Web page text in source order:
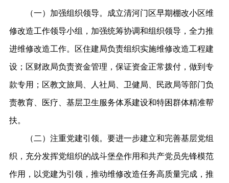
（一）加强组织领导。成立清河门区早期棚改小区维
修改造工作领导小组，加强统筹协调和组织领导，全力推
进维修改造工作。区住建局负责组织实施维修改造工程建
设；区财政局负责资金管理，保证资金正常拨付，做到专
款专用；区教文旅局、人社局、卫健局、民政局等部门负
责教育、医疗、基层卫生服务体系建设和特困群体精准帮
扶。
（二）注重党建引领。要进一步建立和完善基层党组
织，充分发挥党组织的战斗堡垒作用和共产党员先锋模范
作用，以党建为引领，推动维修改造任务高质量完成，推